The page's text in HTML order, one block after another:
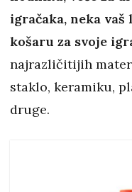
igračaka, neka
košaru za svoje
najrazličitijih
staklo, keramiku,
druge.